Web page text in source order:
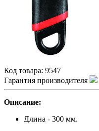
Код товара: 9547
Гарантия производителя
Описание:
Длина - 300 мм.